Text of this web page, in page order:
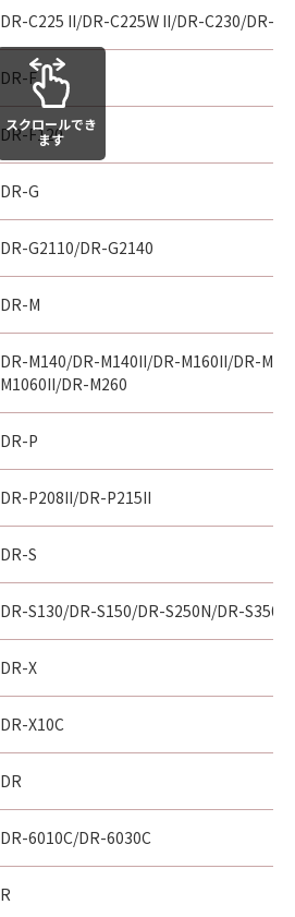
DR-C225 II/DR-C225W II/DR-C230/DR-
DR-F
DR-F120
DR-G
DR-G2110/DR-G2140
DR-M
DR-M140/DR-M140II/DR-M160II/DR-
M1060II/DR-M260
DR-P
DR-P208II/DR-P215II
DR-S
DR-S130/DR-S150/DR-S250N/DR-
DR-X
DR-X10C
DR
DR-6010C/DR-6030C
R
スクロールでき
ます